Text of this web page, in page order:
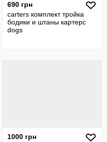
690 грн
carters комплект тройка
бодики и штаны картерс
dogs
1000 грн